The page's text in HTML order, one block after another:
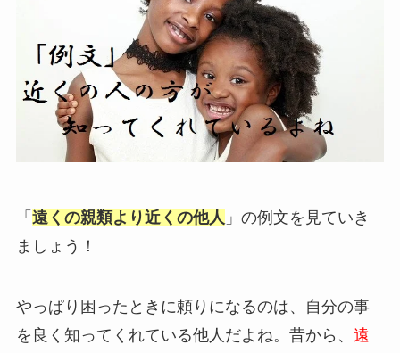
「 遠くの親類より近くの他人 」の例文を見ていき
ましょう！
やっぱり困ったときに頼りになるのは、自分の事
を良く知ってくれている他人だよね。昔から、 遠